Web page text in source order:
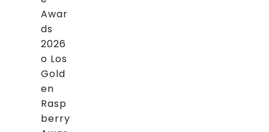
Awar
ds
2026
o Los
Gold
en
Rasp
berry